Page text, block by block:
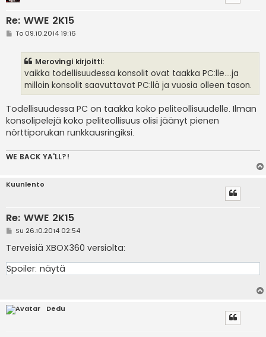
Re: WWE 2K15
VTo 09.10.2014 19:16
Merovingi kirjoitti:
vaikka todellisuudessa konsolit ovat taakka PC:lle....ja
milloin konsolit saavuttavat PC:llä ja vuosia olleen tason.
Todellisuudessa PC on taakka koko peliteollisuudelle. Ilman
konsolipelejä koko peliteollisuus olisi jäänyt pienen
nörttiporukan runkkausringiksi.
WE BACK YA'LL?!
Kuunlento
Re: WWE 2K15
V
e
s
t
i
Su 26.10.2014 02:54
Terveisiä XBOX360 versiolta:
Spoiler: näytä
Dedu